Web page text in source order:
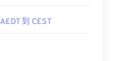
AEDT 到 CEST